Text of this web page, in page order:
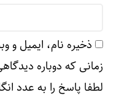
ذخیره نام، ایمیل و
زمانی که دوباره
لطفا پاسخ را به عدد